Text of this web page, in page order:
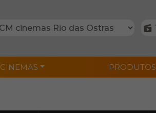
CINEMAS PRODUTOS